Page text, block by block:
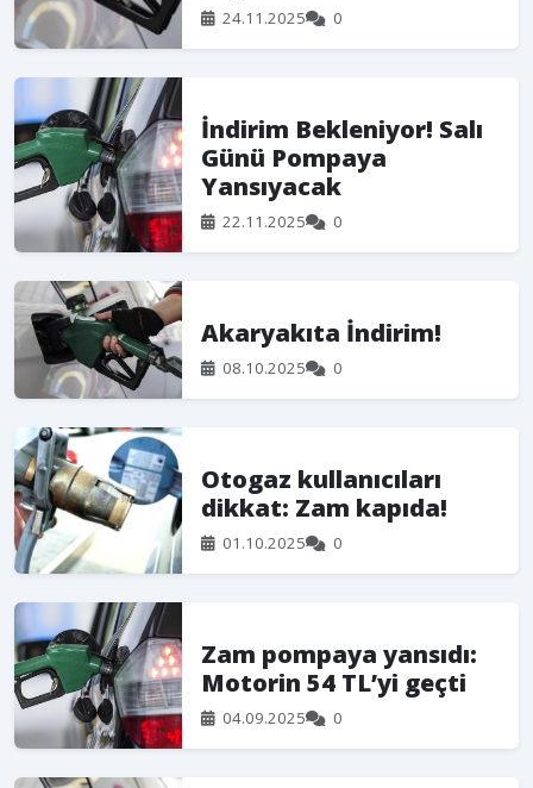
24.11.2025 0
İndirim Bekleniyor! Salı
Günü Pompaya
Yansıyacak
22.11.2025 0
Akaryakıta İndirim!
08.10.2025 0
Otogaz kullanıcıları
dikkat: Zam kapıda!
01.10.2025 0
Zam pompaya yansıdı:
Motorin 54 TL’yi geçti
04.09.2025 0